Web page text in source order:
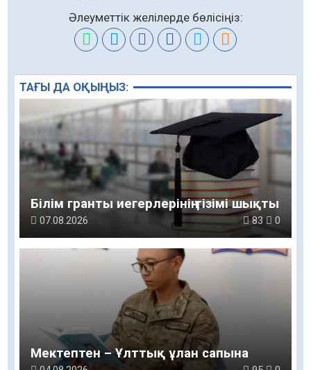
Әлеуметтік желілерде бөлісіңіз:
ТАҒЫ ДА ОҚЫҢЫЗ:
Білім гранты иегерлерінің тізімі шықты
07.08.2026 83 0
Мектептен – Ұлттық ұлан сапына